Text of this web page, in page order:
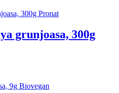
grunjoasa, 300g